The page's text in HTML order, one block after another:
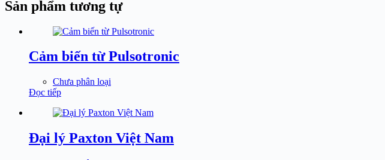
Sản phẩm tương tự
Cảm biến từ Pulsotronic
Chưa phân loại
Đọc tiếp
Đại lý Paxton Việt Nam